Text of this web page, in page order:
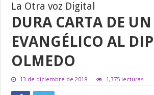
La Otra voz Digital
DURA CARTA DE
EVANGÉLICO AL
OLMEDO
13 de diciembre de 2018 1,375 lecturas